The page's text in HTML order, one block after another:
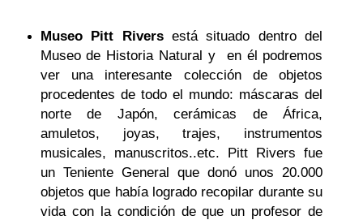
Museo Pitt Riversestá situado dentro del
Museo de Historia Natural y en él podremos
ver una interesante colección de objetos
procedentes de todo el mundo: máscaras del
norte de Japón, cerámicas de África,
amuletos, joyas, trajes, instrumentos
musicales, manuscritos..etc. Pitt Rivers fue
un Teniente General que donó unos 20.000
objetos que había logrado recopilar durante su
vida con la condición de que un profesor de